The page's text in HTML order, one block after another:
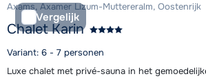
Vergelijk
Axams, Axamer Lizum-Muttereralm, Oostenrijk
Chalet Karin
Variant: 6 - 7 personen
Luxe chalet met privé-sauna in het